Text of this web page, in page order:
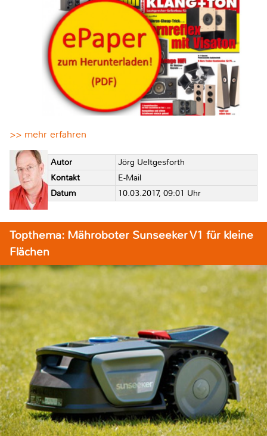
>> mehr erfahren
Autor
Jörg Ueltgesforth
Kontakt
E-Mail
Datum
10.03.2017, 09:01 Uhr
Topthema: Mähroboter Sunseeker V1 für kleine
Flächen